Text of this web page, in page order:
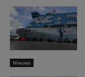
Nieuws